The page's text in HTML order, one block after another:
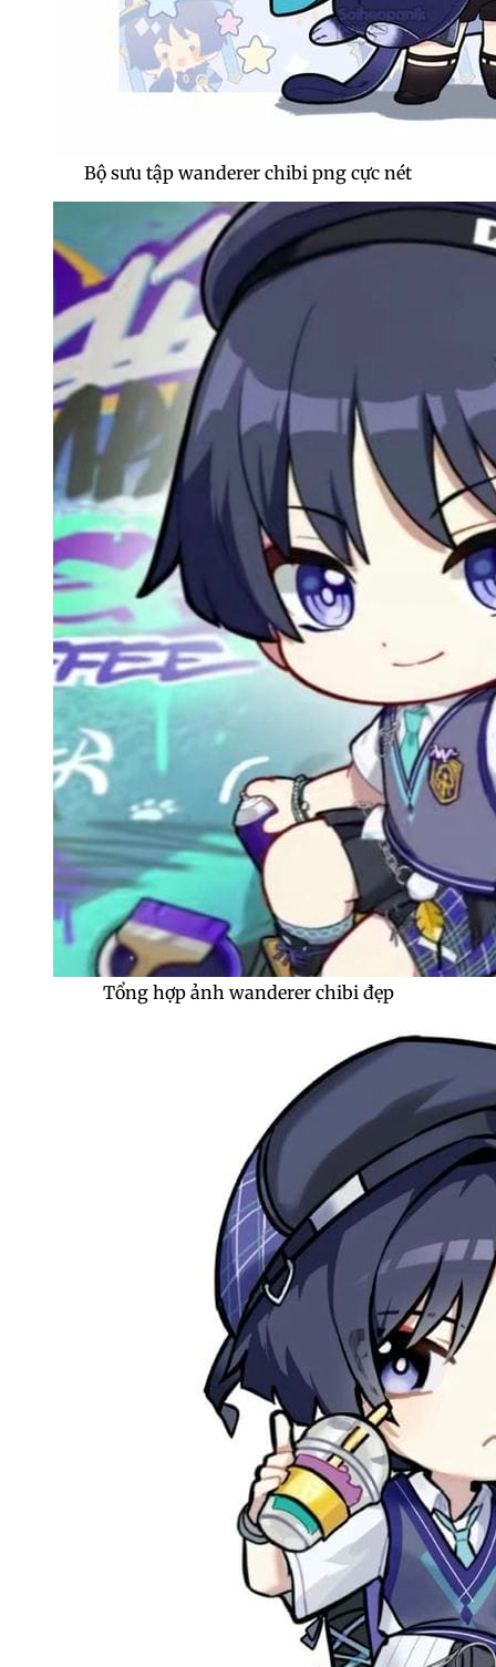
Bộ sưu tập wanderer chibi png cực nét
Tổng hợp ảnh wanderer chibi đẹp